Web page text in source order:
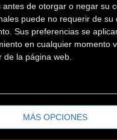
antes de otorgar o negar su
puede no requerir de
Sus preferencias se
en cualquier momento
de la página web.
MÁS OPCIONES
olímpico (XCO)
... [+]
escribir el tuyo!